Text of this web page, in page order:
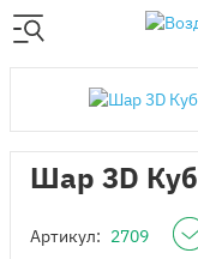
Шар 3D
Артикул: 2709